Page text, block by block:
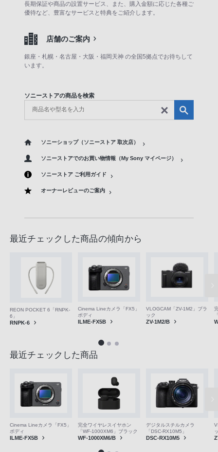
長期保証や商品の設置サービス、また、購入金額に応じた各種ご
優待など、豊富なサービスと特典をご紹介します。
店舗のご案内
銀座・札幌・名古屋・大阪・福岡天神 の全国5拠点でお待ちして
います。
ソニーストアの商品を検索
ソニーショップ（ソニーストア 取次店）
ソニーストアでのお買い物情報（My Sony マイページ）
ソニーストア ご利用ガイド
オーナーレビューのご案内
最近チェックした商品の傾向から
REON POCKET 6「RNPK-
6」
RNPK-6
Cinema Lineカメラ「FX5」
ボディ
ILME-FX5B
VLOGCAM「ZV-1M2」ブラ
ック
ZV-1M2/B
最近チェックした商品
Cinema Lineカメラ「FX5」
ボディ
ILME-FX5B
完全ワイヤレスイヤホン
「WF-1000XM6」ブラック
WF-1000XM6/B
デジタルスチルカメラ
「DSC-RX10M5」
DSC-RX10M5